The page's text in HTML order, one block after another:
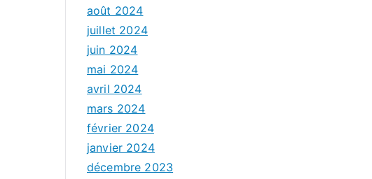
août 2024
juillet 2024
juin 2024
mai 2024
avril 2024
mars 2024
février 2024
janvier 2024
décembre 2023